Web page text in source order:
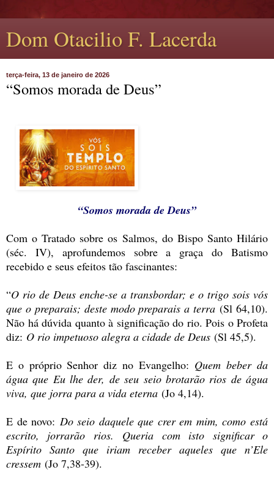
Dom Otacilio F. Lacerda
terça-feira, 13 de janeiro de 2026
“Somos morada de Deus”
“Somos morada de Deus”
Com o Tratado sobre os Salmos, do Bispo Santo Hilário
(séc. IV), aprofundemos sobre a graça do Batismo
recebido e seus efeitos tão fascinantes:
“O rio de Deus enche-se a transbordar; e o trigo sois vós
que o preparais; deste modo preparais a terra (Sl 64,10).
Não há dúvida quanto à significação do rio. Pois o Profeta
diz: O rio impetuoso alegra a cidade de Deus (Sl 45,5).
E o próprio Senhor diz no Evangelho: Quem beber da
água que Eu lhe der, de seu seio brotarão rios de água
viva, que jorra para a vida eterna (Jo 4,14).
E de novo: Do seio daquele que crer em mim, como está
escrito, jorrarão rios.
Queria com isto significar o
Espírito Santo que iriam receber aqueles que n’Ele
cressem (Jo 7,38-39).